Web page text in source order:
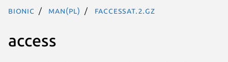
bionic man(pl) faccessat.2.gz
access